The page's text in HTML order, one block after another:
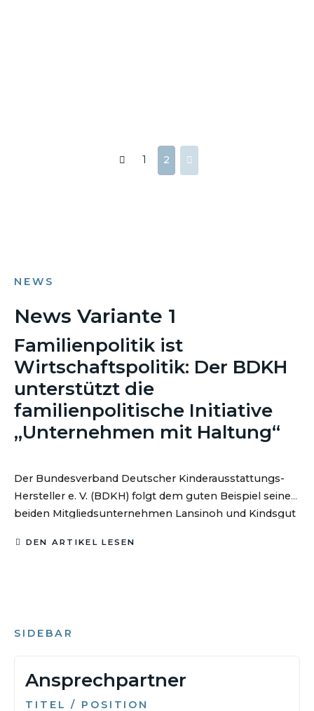
1 2
NEWS
News Variante 1
Familienpolitik ist
Wirtschaftspolitik: Der BDKH
unterstützt die
familienpolitische Initiative
„Unternehmen mit Haltung“
Der Bundesverband Deutscher Kinderausstattungs-
Hersteller e. V. (BDKH) folgt dem guten Beispiel seiner
beiden Mitgliedsunternehmen Lansinoh und Kindsgut
„Unternehmen mit Haltung“ von Natascha Sagorski.
DEN ARTIKEL LESEN
SIDEBAR
Ansprechpartner
TITEL / POSITION